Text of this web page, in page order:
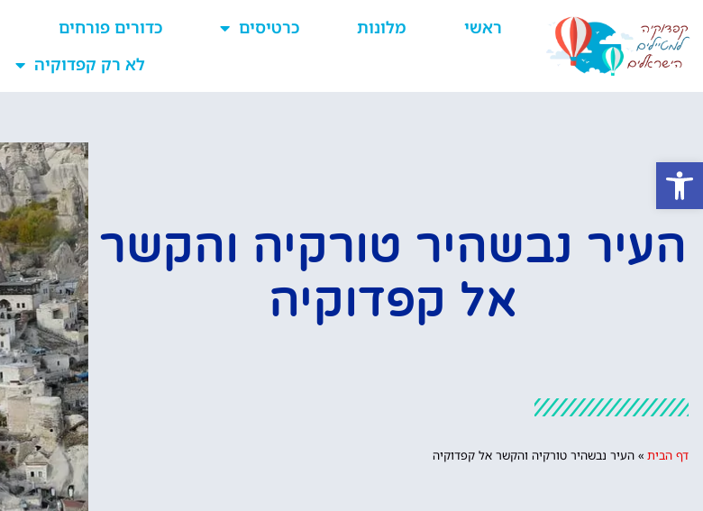
ראשי מלונות כרטיסים כדורים פורחים
לא רק קפדוקיה
העיר נבשהיר טורקיה והקשר
אל קפדוקיה
דף הבית » העיר נבשהיר טורקיה והקשר אל קפדוקיה
פתח סרגל נגישות